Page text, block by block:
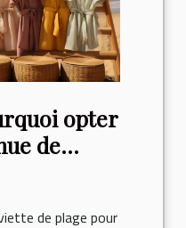
opter
de
de plage pour